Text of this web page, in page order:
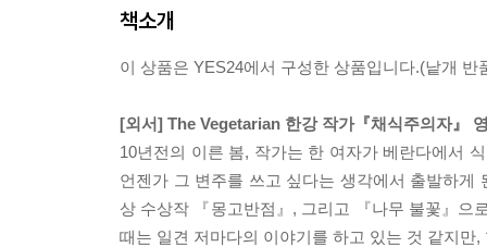
책소개
이 상품은 YES24에서 구성한 상품입니다.(낱개 반
[외서] The Vegetarian 한강 작가『채식주의자』
10년전의 이른 봄, 작가는 한 여자가 베란다에서
언젠가 그 변주를 쓰고 싶다는 생각에서 출발하
상 수상작 『몽고반점』, 그리고 『나무 불꽃』으
때는 일견 저마다의 이야기를 하고 있는 것 같지